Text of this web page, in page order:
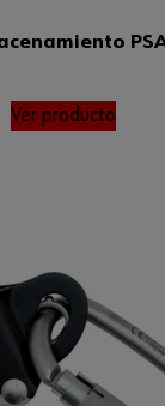
Ver producto